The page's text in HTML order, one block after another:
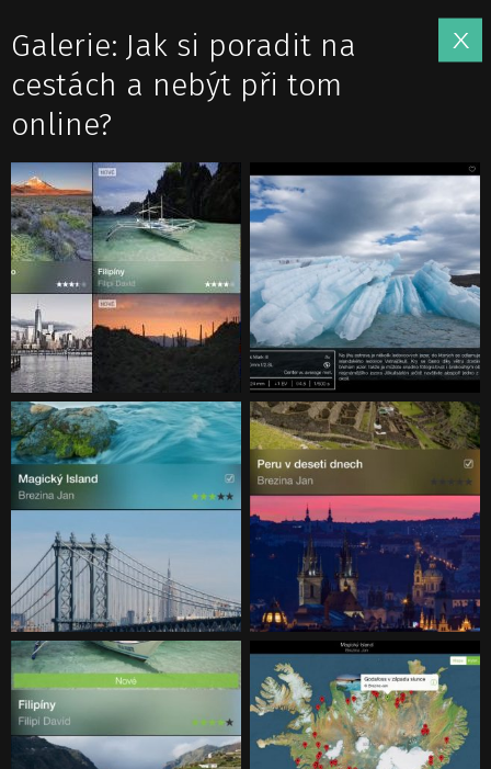
Galerie: Jak si poradit na
cestách a nebýt při tom
online?